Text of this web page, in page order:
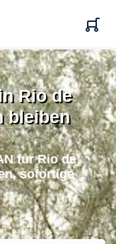
Rio de
bleiben
fur Rio de
sofortige